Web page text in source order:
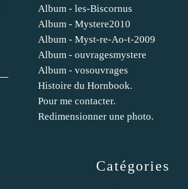
Catégories
Album - les-Biscornus
Album - Mystere2010
Album - Myst-re-Ao-t-2009
Album - ouvragesmystere
Album - vosouvrages
Histoire du Hornbook.
Pour me contacter.
Redimensionner une photo.